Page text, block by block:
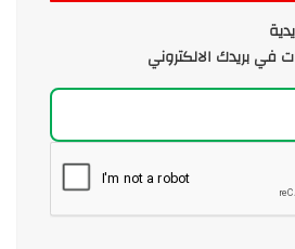
في بريدك الالكتروني